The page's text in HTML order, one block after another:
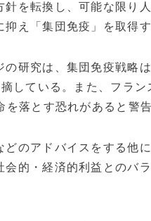
を転換し、可能な限り
え「集団免疫」を取得
研究は、集団免疫戦略
している。また、フラ
落とす恐れがあると警告
のアドバイスをする他
的・経済的利益とのバ